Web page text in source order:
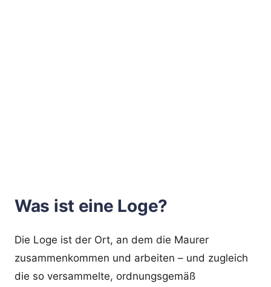
Was ist eine Loge?
Die Loge ist der Ort, an dem die Maurer
zusammenkommen und arbeiten – und zugleich
die so versammelte, ordnungsgemäß